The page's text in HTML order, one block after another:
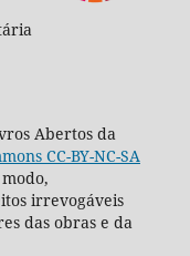
Abertos da
CC-BY-NC-SA
irrevogáveis
das obras e da